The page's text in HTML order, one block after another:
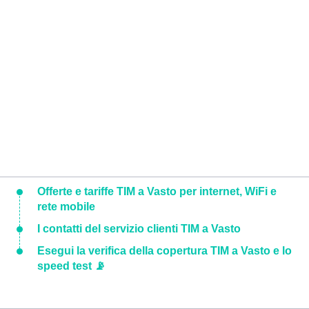
Offerte e tariffe TIM a Vasto per internet, WiFi e
rete mobile
I contatti del servizio clienti TIM a Vasto
Esegui la verifica della copertura TIM a Vasto e lo
speed test 📡